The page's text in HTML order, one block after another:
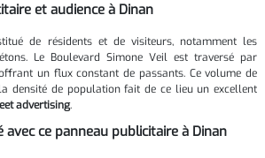
et audience à Dinan
de résidents et de visiteurs, notamment les
Le Boulevard Simone Veil est traversé par
un flux constant de passants. Ce volume de
densité de population fait de ce lieu un excellent
advertising.
ce panneau publicitaire à Dinan